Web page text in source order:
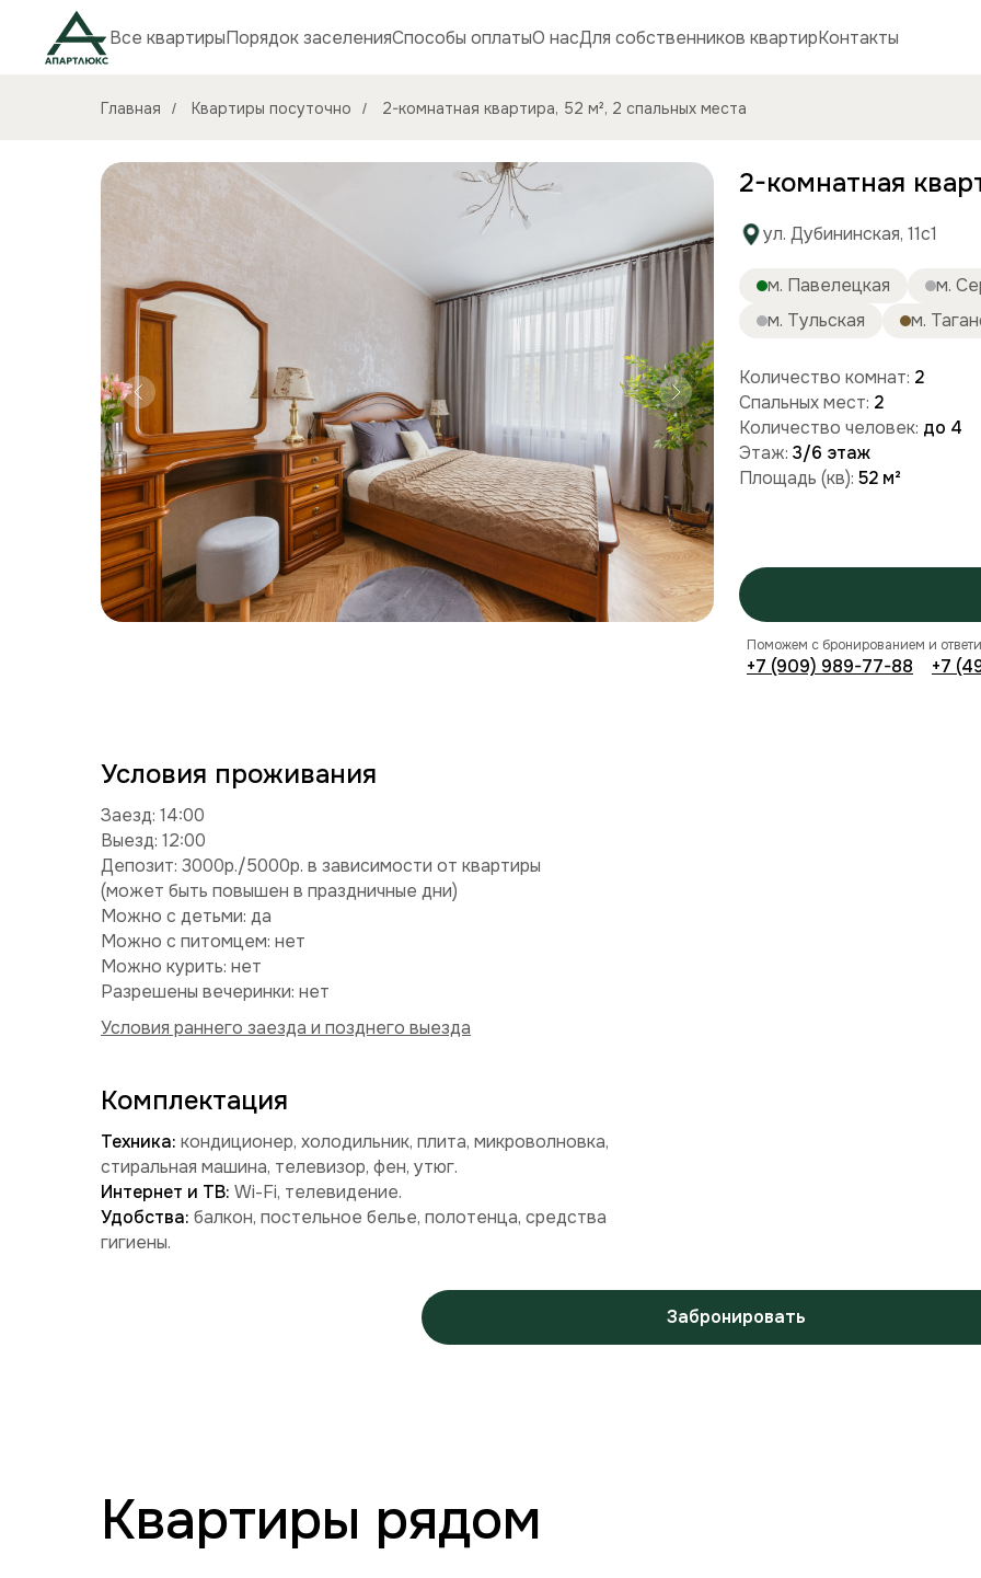
Все квартирыПорядок заселенияСпособы оплатыО насДля собственников квартирКонтакты
Главная / Квартиры посуточно / 2-комнатная квартира, 52 м², 2 спальных места
Количество комнат: 2
Спальных мест: 2
Количество человек: до 4
Этаж: 3/6 этаж
Площадь (кв): 52 м²
м. Павелецкая м.
м. Тульская
м.
ул. Дубининская, 11с1
2-комнатная
Поможем с бронированием и
+7 (909) 989-77-88 +7
Забронировать
Условия проживания
Заезд: 14:00
Выезд: 12:00
Депозит: 3000р./5000р. в зависимости от квартиры
(может быть повышен в праздничные дни)
Можно с детьми: да
Можно с питомцем: нет
Можно курить: нет
Разрешены вечеринки: нет
Комплектация
Техника: кондиционер, холодильник, плита, микроволновка,
стиральная машина, телевизор, фен, утюг.
Интернет и ТВ: Wi-Fi, телевидение.
Удобства: балкон, постельное белье, полотенца, средства
гигиены.
Условия раннего заезда и позднего выезда
Квартиры рядом